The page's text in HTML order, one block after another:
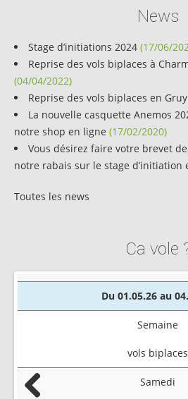
News
Stage d’initiations 2024 (17/06/
Reprise des vols biplaces à
(04/04/2022)
Reprise des vols biplaces en
La nouvelle casquette Anemos
notre shop en ligne (17/02/2020)
Vous désirez faire votre brevet
notre rabais sur le stage d’initiation
Toutes les news
Ca vole
Du 01.05.26 au
Semaine
vols biplaces
Samedi